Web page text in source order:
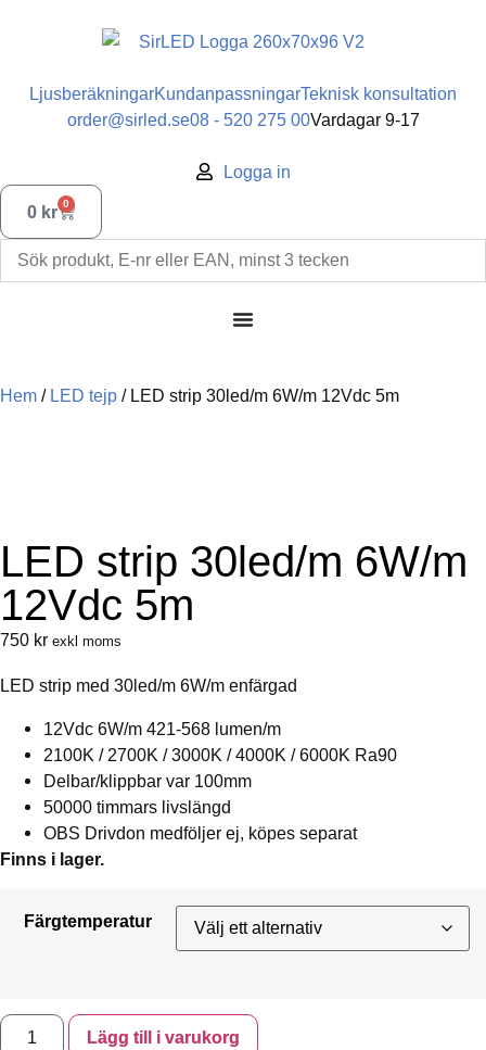
LjusberäkningarKundanpassningarTeknisk konsultation
order@sirled.se08 - 520 275 00Vardagar 9-17
Logga in
0 kr 0
Hem / LED tejp / LED strip 30led/m 6W/m 12Vdc 5m
LED strip 30led/m 6W/m
12Vdc 5m
750 kr exkl moms
LED strip med 30led/m 6W/m enfärgad
12Vdc 6W/m 421-568 lumen/m
2100K / 2700K / 3000K / 4000K / 6000K Ra90
Delbar/klippbar var 100mm
50000 timmars livslängd
OBS Drivdon medföljer ej, köpes separat
Finns i lager.
Färgtemperatur
Lägg till i varukorg